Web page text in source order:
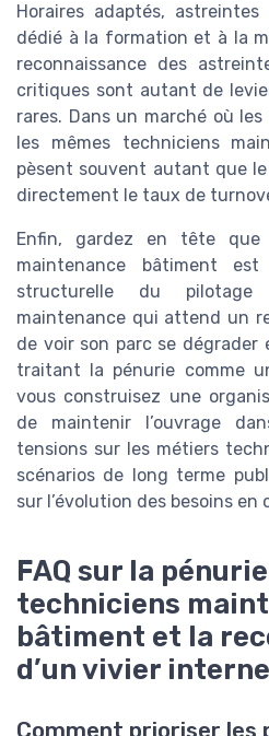
Horaires adaptés,
dédié à la formation et à la
reconnaissance des
critiques sont autant de
rares. Dans un marché où
les mêmes techniciens
pèsent souvent autant que
directement le taux de
Enfin, gardez en tête que
maintenance bâtiment
structurelle du pilotage
maintenance qui attend un
de voir son parc se dégrader
traitant la pénurie comme
vous construisez une
de maintenir l’ouvrage
tensions sur les métiers
scénarios de long terme
sur l’évolution des besoins en
FAQ sur la
techniciens
bâtiment et la
d’un vivier interne
Comment prioriser les